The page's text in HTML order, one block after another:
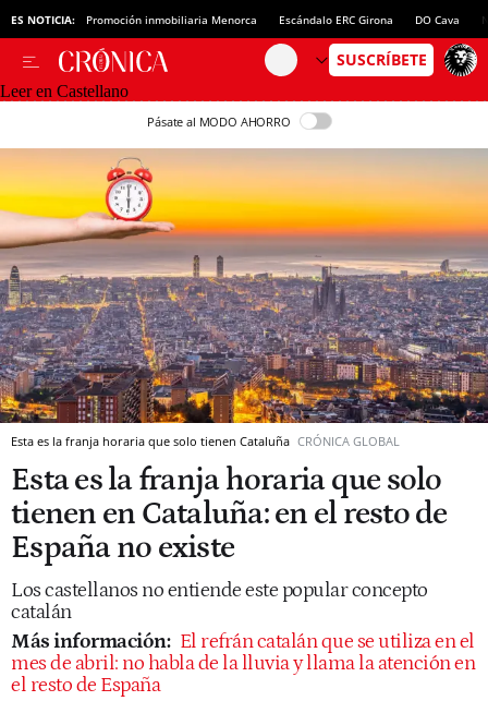
ES NOTICIA: Promoción inmobiliaria Menorca Escándalo ERC Girona DO Cava
Leer en Castellano
Pásate al MODO AHORRO
Esta es la franja horaria que solo tienen Cataluña CRÓNICA GLOBAL
Esta es la franja horaria que solo
tienen en Cataluña: en el resto de
España no existe
Los castellanos no entiende este popular concepto
catalán
Más información: El refrán catalán que se utiliza en el
mes de abril: no habla de la lluvia y llama la atención en
el resto de España